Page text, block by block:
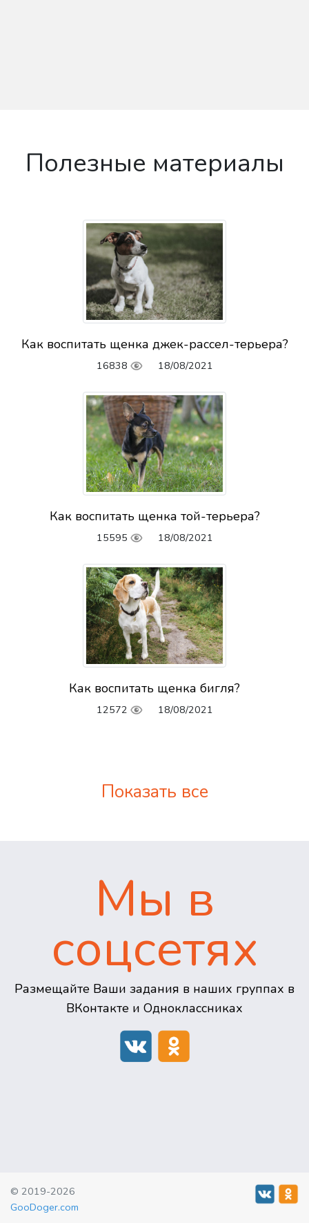
Полезные материалы
Как воспитать щенка джек-рассел-терьера?
16838 18/08/2021
Как воспитать щенка той-терьера?
15595 18/08/2021
Как воспитать щенка бигля?
12572 18/08/2021
Показать все
Мы в
соцсетях
Размещайте Ваши задания в наших группах в
ВКонтакте и Одноклассниках
© 2019-2026
GooDoger.com